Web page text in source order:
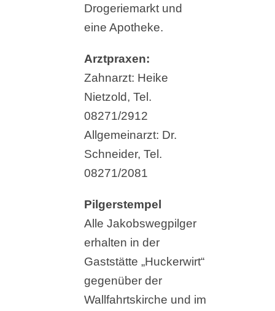
Drogeriemarkt und
eine Apotheke.
Arztpraxen:
Zahnarzt: Heike
Nietzold, Tel.
08271/2912
Allgemeinarzt: Dr.
Schneider, Tel.
08271/2081
Pilgerstempel
Alle Jakobswegpilger
erhalten in der
Gaststätte „Huckerwirt“
gegenüber der
Wallfahrtskirche und im